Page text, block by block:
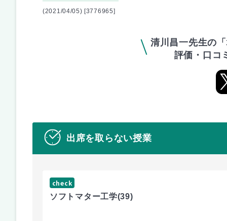
(2021/04/05) [3776965]
清川昌一先生の
評価・口コ
出席を取らない授業
check
ソフトマター工学(39)